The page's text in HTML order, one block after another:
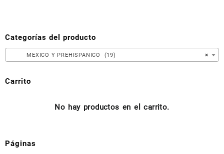
elegir
en
la
Categorías del producto
×
MEXICO Y PREHISPANICO (19)
Carrito
No hay productos en el carrito.
Páginas